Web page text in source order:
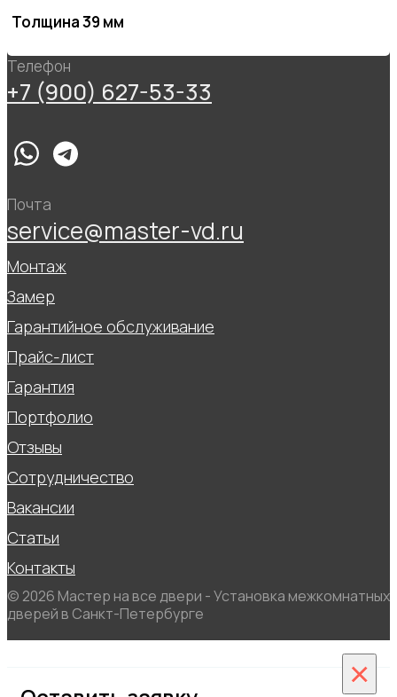
Толщина 39 мм
Телефон
+7 (900) 627-53-33
Почта
service@master-vd.ru
Монтаж
Замер
Гарантийное обслуживание
Прайс-лист
Гарантия
Портфолио
Отзывы
Сотрудничество
Вакансии
Статьи
Контакты
© 2026 Мастер на все двери - Установка межкомнатных
дверей в Санкт-Петербурге
×